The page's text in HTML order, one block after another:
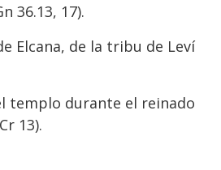
36.13, 17).
Elcana, de la tribu de Leví
templo durante el reinado
13).